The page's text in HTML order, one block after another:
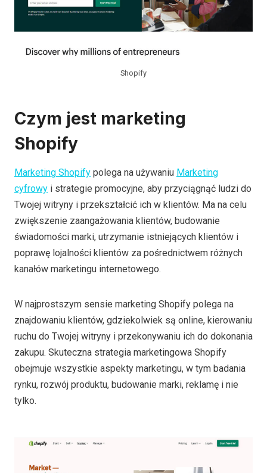
Shopify
Czym jest marketing
Shopify
Marketing Shopify polega na używaniu Marketing
cyfrowy i strategie promocyjne, aby przyciągnąć ludzi do
Twojej witryny i przekształcić ich w klientów. Ma na celu
zwiększenie zaangażowania klientów, budowanie
świadomości marki, utrzymanie istniejących klientów i
poprawę lojalności klientów za pośrednictwem różnych
kanałów marketingu internetowego.
W najprostszym sensie marketing Shopify polega na
znajdowaniu klientów, gdziekolwiek są online, kierowaniu
ruchu do Twojej witryny i przekonywaniu ich do dokonania
zakupu. Skuteczna strategia marketingowa Shopify
obejmuje wszystkie aspekty marketingu, w tym badania
rynku, rozwój produktu, budowanie marki, reklamę i nie
tylko.